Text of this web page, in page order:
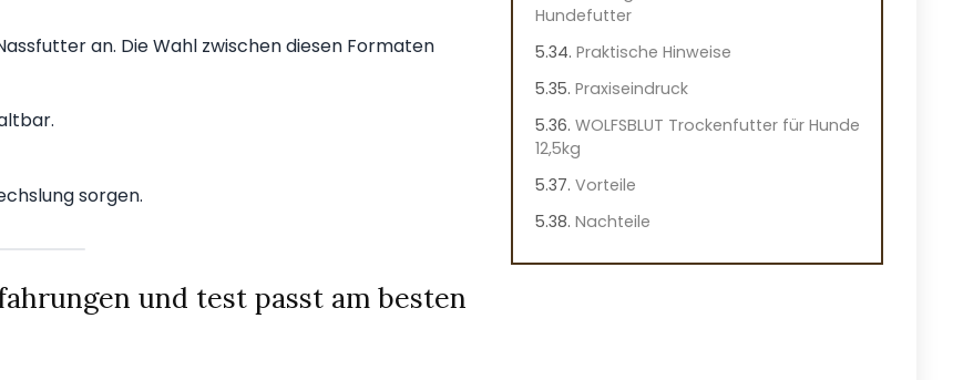
an. Die Wahl zwischen diesen Formaten
sorgen.
und test passt am besten
Hundefutter
Praktische Hinweise
Praxiseindruck
WOLFSBLUT Trockenfutter für Hunde
12,5kg
Vorteile
Nachteile
Überblick